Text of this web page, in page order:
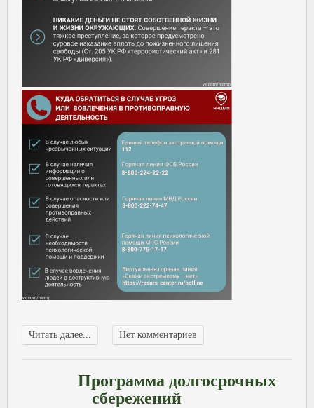
Читать далее... Нет комментариев
Программа долгосрочных
сбережений